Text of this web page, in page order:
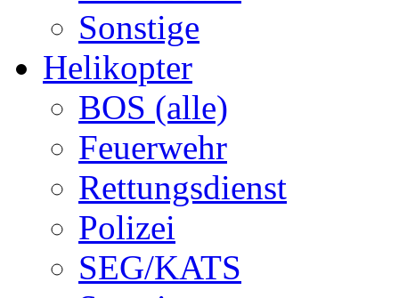
Sonstige
Helikopter
BOS (alle)
Feuerwehr
Rettungsdienst
Polizei
SEG/KATS